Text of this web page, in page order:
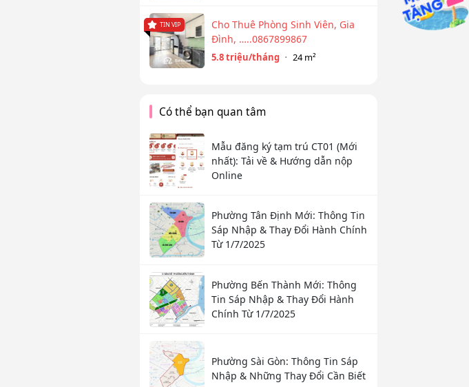
TIN VIP
Cho Thuê Phòng Sinh Viên, Gia
Đình, …..0867899867
5.8 triệu/tháng 24 m²
Có thể bạn quan tâm
Mẫu đăng ký tạm trú CT01 (Mới
nhất): Tải về & Hướng dẫn nộp
Online
Phường Tân Định Mới: Thông Tin
Sáp Nhập & Thay Đổi Hành Chính
Từ 1/7/2025
Phường Bến Thành Mới: Thông
Tin Sáp Nhập & Thay Đổi Hành
Chính Từ 1/7/2025
Phường Sài Gòn: Thông Tin Sáp
Nhập & Những Thay Đổi Cần Biết